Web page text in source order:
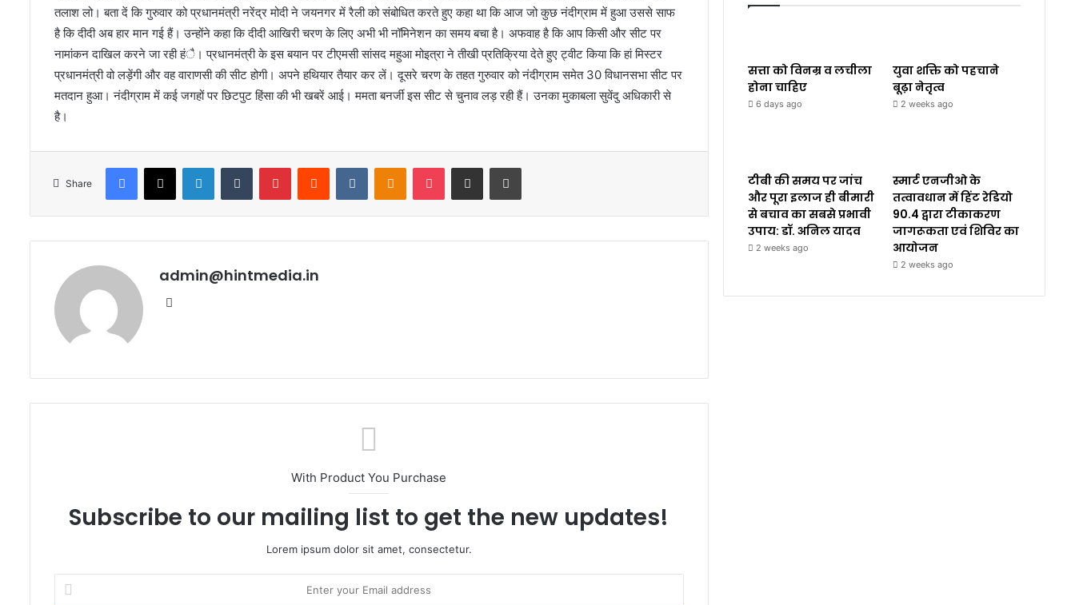
तलाश लो। बता दें कि गुरुवार को प्रधानमंत्री नरेंद्र मोदी ने जयनगर में रैली को संबोधित करते हुए कहा था कि आज जो कुछ नंदीग्राम में हुआ उससे साफ
है कि दीदी अब हार मान गई हैं। उन्होंने कहा कि दीदी आखिरी चरण के लिए अभी भी नॉमिनेशन का समय बचा है। अफवाह है कि आप किसी और सीट पर
नामांकन दाखिल करने जा रही हंै। प्रधानमंत्री के इस बयान पर टीएमसी सांसद महुआ मोइत्रा ने तीखी प्रतिक्रिया देते हुए ट्वीट किया कि हां मिस्टर
प्रधानमंत्री वो लड़ेंगी और वह वाराणसी की सीट होगी। अपने हथियार तैयार कर लें। दूसरे चरण के तहत गुरुवार को नंदीग्राम समेत 30 विधानसभा सीट पर
मतदान हुआ। नंदीग्राम में कई जगहों पर छिटपुट हिंसा की भी खबरें आई। ममता बनर्जी इस सीट से चुनाव लड़ रही हैं। उनका मुकाबला सुवेंदु अधिकारी से
है।
Share
Facebook
X LinkedInTumblr PinterestReddit VKontakteOdnoklassniki
Pocket Share via Email Print
admin@hintmedia.in
With Product You Purchase
Subscribe to our mailing list to get the new updates!
Lorem ipsum dolor sit amet, consectetur.
your
सत्ता को विनम्र व लचीला
होना चाहिए
6 days ago
युवा शक्ति को पहचाने
बूढ़ा नेतृत्व
2 weeks ago
टीबी की समय पर जांच
और पूरा इलाज ही बीमारी
से बचाव का सबसे प्रभावी
उपाय: डॉ. अनिल यादव
2 weeks ago
स्मार्ट एनजीओ के
तत्वावधान में हिंट रेडियो
90.4 द्वारा टीकाकरण
जागरूकता एवं शिविर का
आयोजन
2 weeks ago